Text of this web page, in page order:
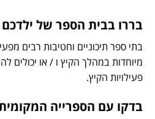
בררו בבית הספר של ילדכם
בתי ספר תיכוניים וחטיבות רבים
מיוחדות במהלך הקיץ ו / או יכולים
פעילויות הקיץ.
בדקו עם הספרייה